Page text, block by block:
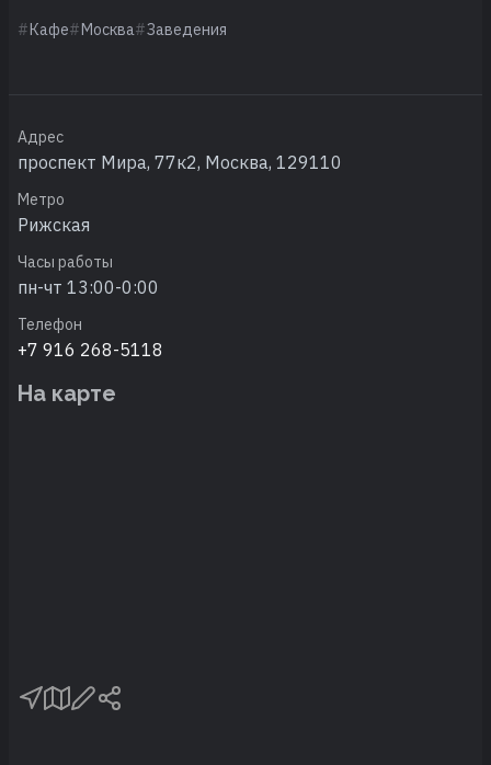
Кафе Москва Заведения
Адрес
проспект Мира, 77к2, Москва, 129110
Метро
Рижская
Часы работы
пн-чт 13:00-0:00
Телефон
+7 916 268-5118
На карте